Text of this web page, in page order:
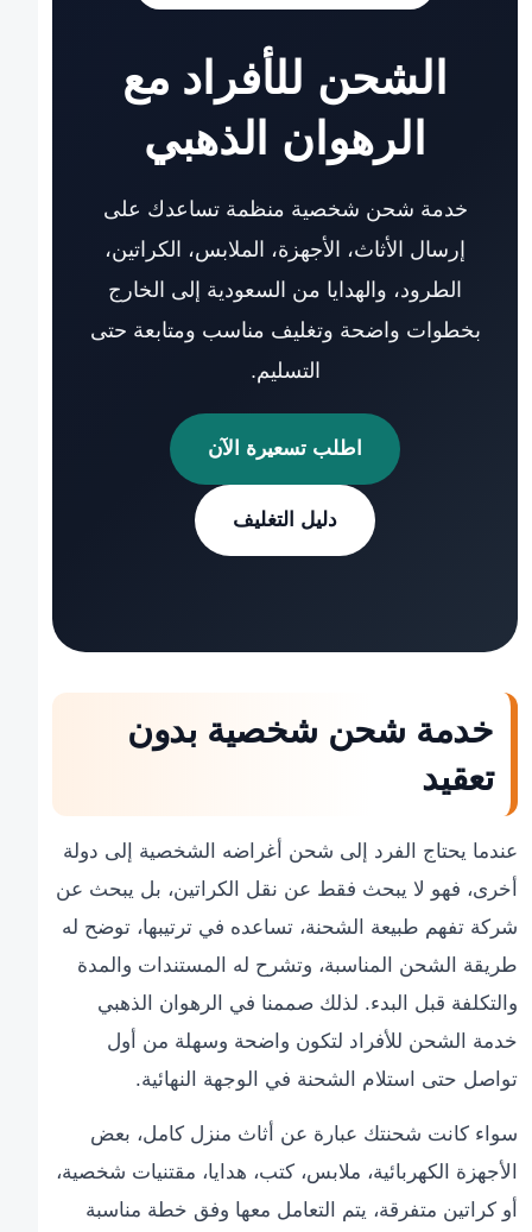
الشحن للأفراد مع
الرهوان الذهبي
خدمة شحن شخصية منظمة تساعدك على
إرسال الأثاث، الأجهزة، الملابس، الكراتين،
الطرود، والهدايا من السعودية إلى الخارج
بخطوات واضحة وتغليف مناسب ومتابعة حتى
التسليم.
اطلب تسعيرة الآن
دليل التغليف
خدمة شحن شخصية بدون
تعقيد
عندما يحتاج الفرد إلى شحن أغراضه الشخصية إلى دولة
أخرى، فهو لا يبحث فقط عن نقل الكراتين، بل يبحث عن
شركة تفهم طبيعة الشحنة، تساعده في ترتيبها، توضح له
طريقة الشحن المناسبة، وتشرح له المستندات والمدة
والتكلفة قبل البدء. لذلك صممنا في الرهوان الذهبي
خدمة الشحن للأفراد لتكون واضحة وسهلة من أول
تواصل حتى استلام الشحنة في الوجهة النهائية.
سواء كانت شحنتك عبارة عن أثاث منزل كامل، بعض
الأجهزة الكهربائية، ملابس، كتب، هدايا، مقتنيات شخصية،
أو كراتين متفرقة، يتم التعامل معها وفق خطة مناسبة